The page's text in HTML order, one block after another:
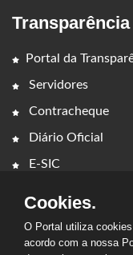
Transparência
Portal da
Servidores
Contracheque
Diário Oficial
E-SIC
Cookies.
O Portal utiliza
acordo com a nossa